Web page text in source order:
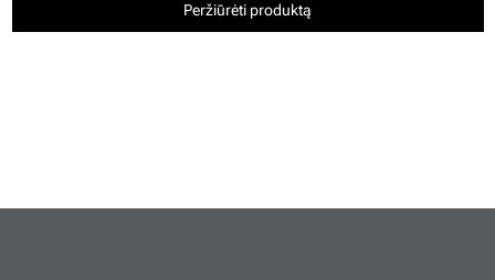
Peržiūrėti produktą